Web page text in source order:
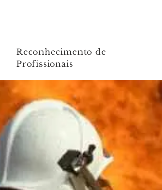
Reconhecimento de
Profissionais